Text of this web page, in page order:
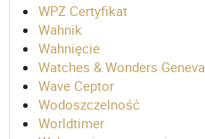
WPZ Certyfikat
Wahnik
Wahnięcie
Watches & Wonders Geneva
Wave Ceptor
Wodoszczelność
Worldtimer